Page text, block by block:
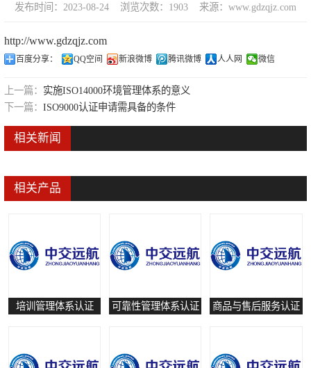
发布时间：2023-08-24 浏览次数：1903 来源：www.gdzqjz.com
http://www.gdzqjz.com
百度分享： QQ空间 新浪微博 腾讯微博 人人网 微信
上一篇： 实施ISO14000环境管理体系的意义
下一篇： ISO9000认证申请需具备的条件
相关新闻
相关产品
培训管理体系认证 可靠性管理体系认证 商品与售后服务认证
培训管理体系认证